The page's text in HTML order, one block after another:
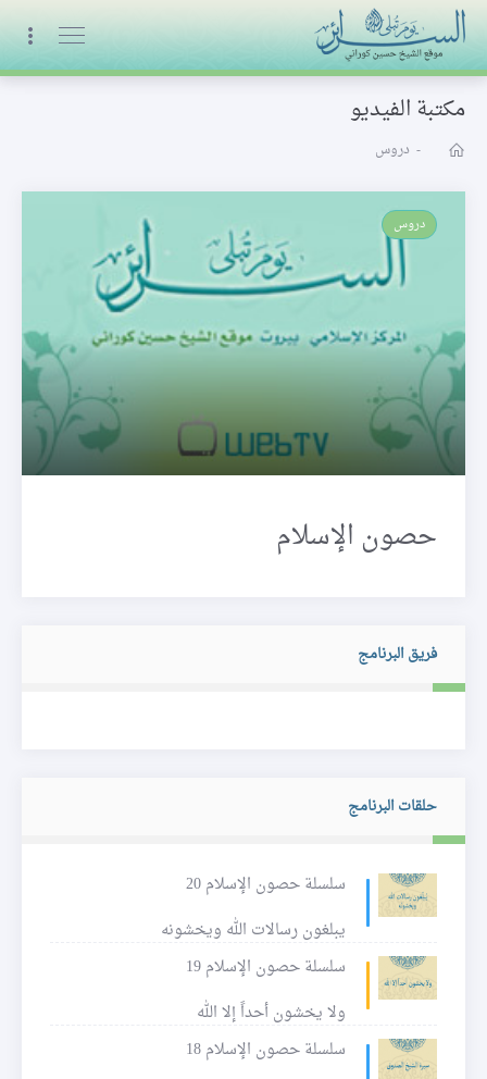
البث المباشر
مكتبة الفيديو
- دروس
دروس
حصون الإسلام
فريق البرنامج
حلقات البرنامج
سلسلة حصون الإسلام 20
يبلغون رسالات الله ويخشونه
سلسلة حصون الإسلام 19
ولا يخشون أحداً إلا الله
سلسلة حصون الإسلام 18